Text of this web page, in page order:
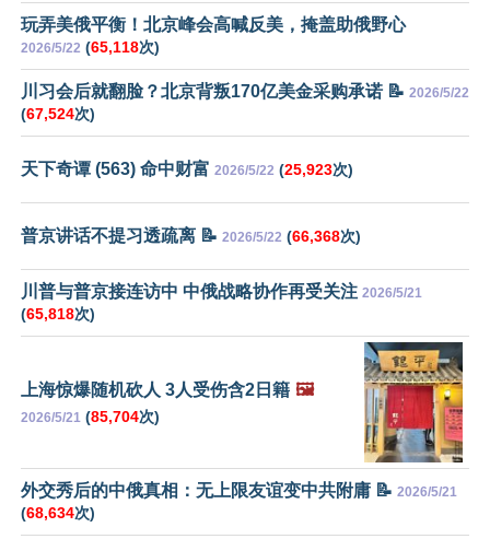
玩弄美俄平衡！北京峰会高喊反美，掩盖助俄野心
2026/5/22 (65,118次)
川习会后就翻脸？北京背叛170亿美金采购承诺 📝 2026/5/22
(67,524次)
天下奇谭 (563) 命中财富 2026/5/22 (25,923次)
普京讲话不提习透疏离 📝 2026/5/22 (66,368次)
川普与普京接连访中 中俄战略协作再受关注 2026/5/21
(65,818次)
上海惊爆随机砍人 3人受伤含2日籍 🖼️
2026/5/21 (85,704次)
外交秀后的中俄真相：无上限友谊变中共附庸 📝 2026/5/21
(68,634次)